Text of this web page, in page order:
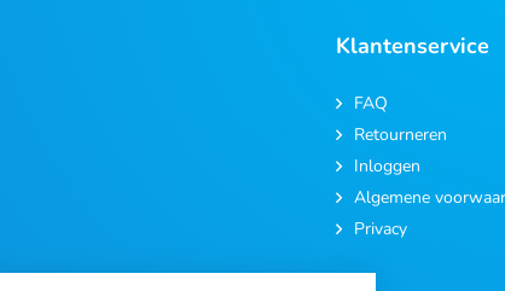
Klantenservice
FAQ
Retourneren
Inloggen
Algemene
Privacy